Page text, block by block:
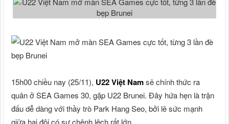
15h00 chiều nay (25/11), U22 Việt Namsẽ chính thức ra
quân ở SEA Games 30, gặp U22 Brunei. Đây hứa hẹn là trận
đấu dễ dàng với thầy trò Park Hang Seo, bởi lẽ sức mạnh
giữa hai đội có sự chênh lệch rất lớn.